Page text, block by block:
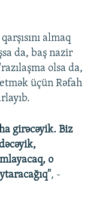
almaq
da, baş nazir
olsa da,
üçün Rəfah
girəcəyik. Biz
o
, -